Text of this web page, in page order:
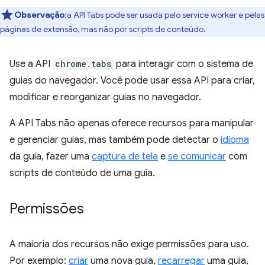
Observação:a API Tabs pode ser usada pelo service worker e pelas
páginas de extensão, mas não por scripts de conteúdo.
Use a API chrome.tabs para interagir com o sistema de
guias do navegador. Você pode usar essa API para criar,
modificar e reorganizar guias no navegador.
A API Tabs não apenas oferece recursos para manipular
e gerenciar guias, mas também pode detectar o idioma
da guia, fazer uma captura de tela e se comunicar com
scripts de conteúdo de uma guia.
Permissões
A maioria dos recursos não exige permissões para uso.
Por exemplo: criar uma nova guia, recarregar uma guia,